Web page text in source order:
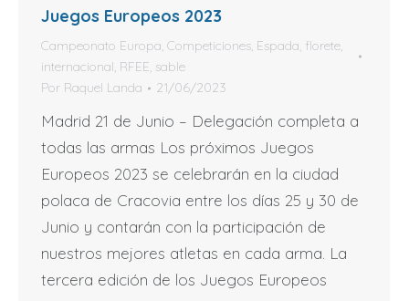
Juegos Europeos 2023
Campeonato Europa, Competiciones, Espada, florete,
internacional, RFEE, sable
Por Raquel Landa 21/06/2023
Madrid 21 de Junio – Delegación completa a
todas las armas Los próximos Juegos
Europeos 2023 se celebrarán en la ciudad
polaca de Cracovia entre los días 25 y 30 de
Junio y contarán con la participación de
nuestros mejores atletas en cada arma. La
tercera edición de los Juegos Europeos